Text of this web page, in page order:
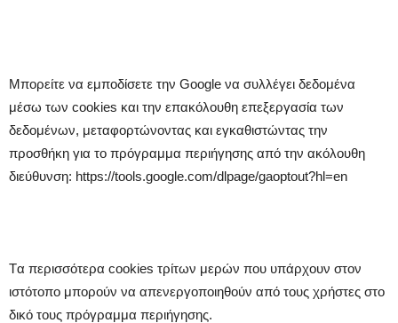
Μπορείτε να εμποδίσετε την Google να συλλέγει δεδομένα
μέσω των cookies και την επακόλουθη επεξεργασία των
δεδομένων, μεταφορτώνοντας και εγκαθιστώντας την
προσθήκη για το πρόγραμμα περιήγησης από την ακόλουθη
διεύθυνση: https://tools.google.com/dlpage/gaoptout?hl=en
Tα περισσότερα cookies τρίτων μερών που υπάρχουν στον
ιστότοπο μπορούν να απενεργοποιηθούν από τους χρήστες στο
δικό τους πρόγραμμα περιήγησης.